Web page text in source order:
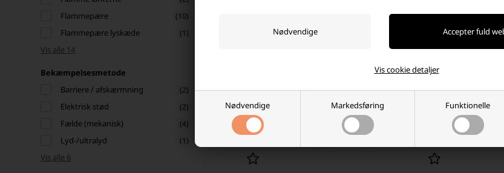
Nødvendige Markedsføring Funktionelle
Vis cookie detaljer
Flammepære (10)
Flammepære lyskæde (1)
Vis alle 14
Bekæmpelsesmetode
Barriere / afskærmning
(2)
Elektrisk stød (2)
Fælde (mekanisk) (4)
Lyd-/ultralyd (1)
Vis alle 6